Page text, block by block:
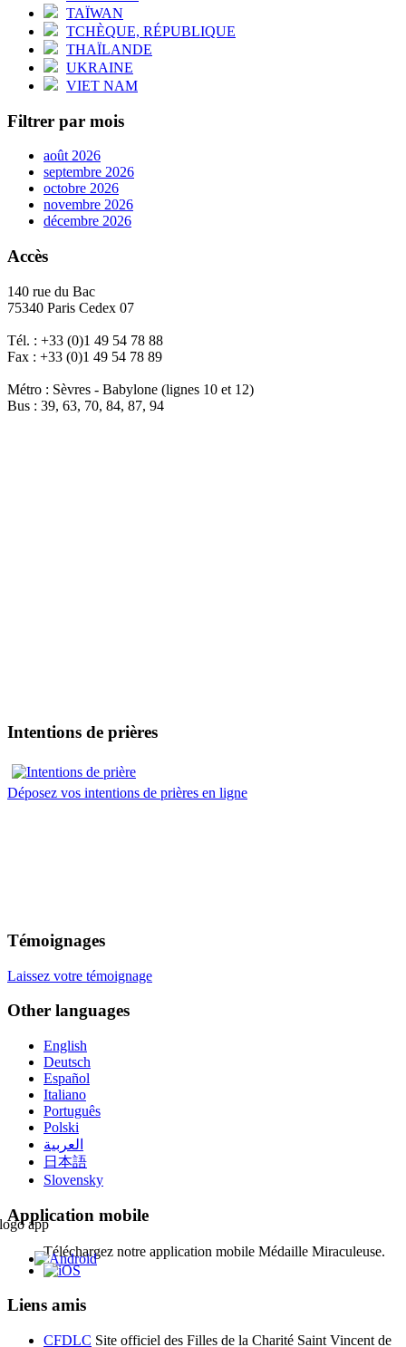
TAÏWAN
TCHÈQUE, RÉPUBLIQUE
THAÏLANDE
UKRAINE
VIET NAM
Filtrer par mois
août 2026
septembre 2026
octobre 2026
novembre 2026
décembre 2026
Accès
140 rue du Bac
75340 Paris Cedex 07
Tél. : +33 (0)1 49 54 78 88
Fax : +33 (0)1 49 54 78 89
Métro : Sèvres - Babylone (lignes 10 et 12)
Bus : 39, 63, 70, 84, 87, 94
Intentions de prières
Déposez vos intentions de prières en ligne
Témoignages
Laissez votre témoignage
Other languages
English
Deutsch
Español
Italiano
Português
Polski
العربية
日本語
Slovensky
Application mobile
Téléchargez notre application mobile Médaille Miraculeuse.
Liens amis
CFDLC Site officiel des Filles de la Charité Saint Vincent de